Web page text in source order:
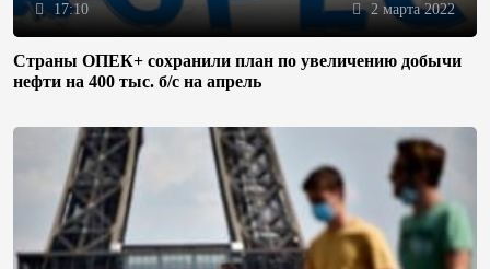
17:10 2 марта 2022
Страны ОПЕК+ сохранили план по увеличению добычи
нефти на 400 тыс. б/с на апрель